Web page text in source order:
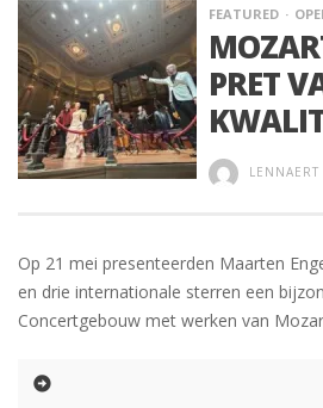
FEATURED
PRET
Op 21 mei presenteerden Maarten
en drie internationale sterren een
Concertgebouw met werken van